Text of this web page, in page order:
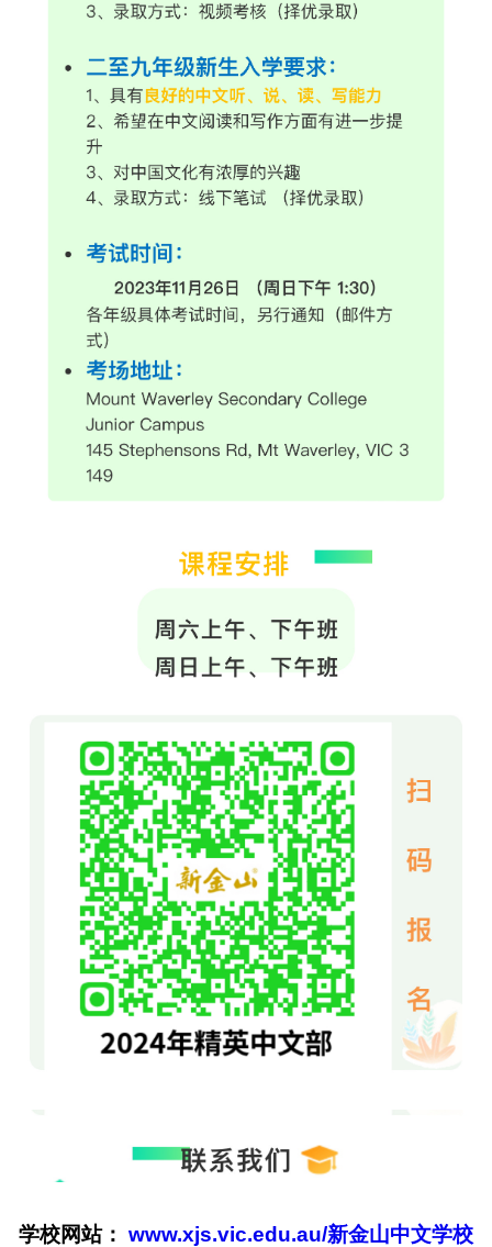
学校网站： www.xjs.vic.edu.au/新金山中文学校